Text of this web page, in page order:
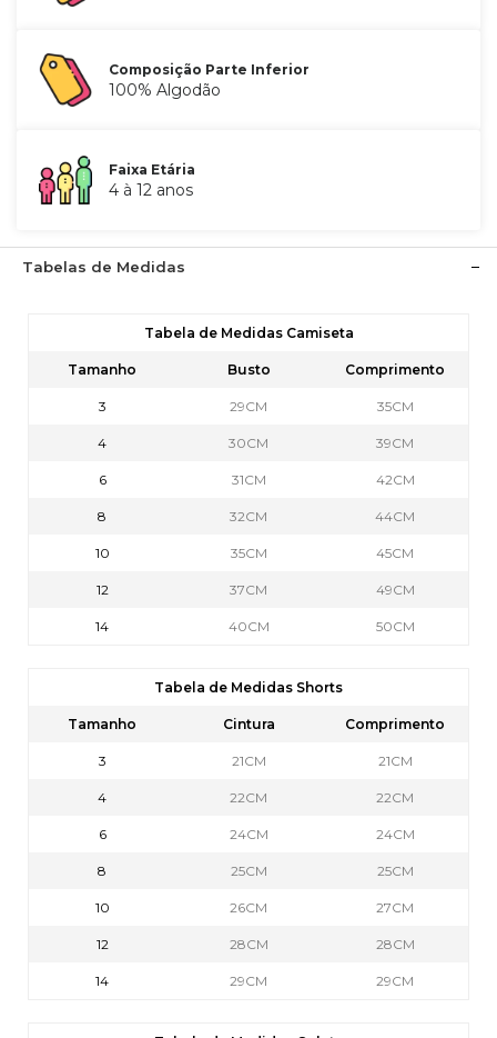
Composição Parte Inferior
100% Algodão
Faixa Etária
4 à 12 anos
Tabelas de Medidas
Tabela de Medidas Camiseta
Tamanho Busto Comprimento
3 29CM 35CM
4 30CM 39CM
6 31CM 42CM
8 32CM 44CM
10 35CM 45CM
12 37CM 49CM
14 40CM 50CM
Tabela de Medidas Shorts
Tamanho Cintura Comprimento
3 21CM 21CM
4 22CM 22CM
6 24CM 24CM
8 25CM 25CM
10 26CM 27CM
12 28CM 28CM
14 29CM 29CM